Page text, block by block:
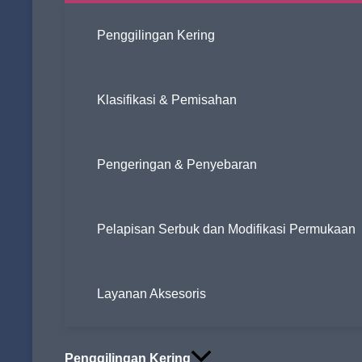
Penggilingan Kering
Klasifikasi & Pemisahan
Pengeringan & Penyebaran
Pelapisan Serbuk dan Modifikasi Permukaan
Layanan Aksesoris
Penggilingan Kering
MESIN PELAPIS TIGA ROL